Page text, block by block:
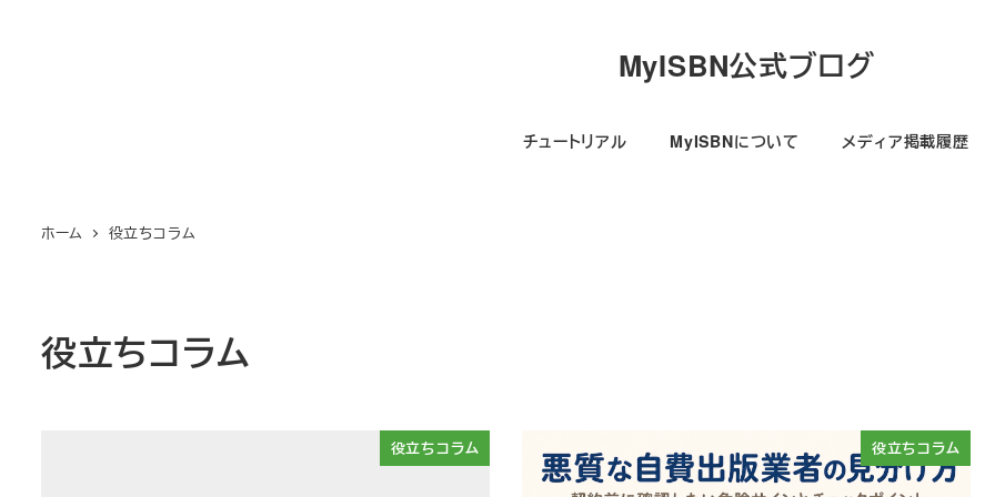
MyISBN公式ブログ
チュートリアル MyISBNについて メディア掲載履歴
ホーム 役立ちコラム
役立ちコラム
役立ちコラム 役立ちコラム